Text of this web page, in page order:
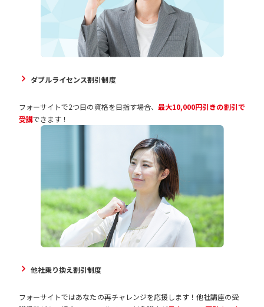
ダブルライセンス割引制度
フォーサイトで2つ目の資格を目指す場合、 最大10,000円引きの割引で
受講できます！
他社乗り換え割引制度
フォーサイトではあなたの再チャレンジを応援します！他社講座の受